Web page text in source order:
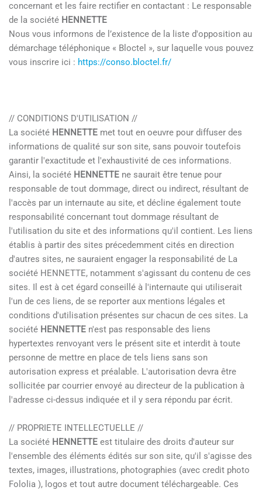
concernant et les faire rectifier en contactant : Le responsable
de la société HENNETTE
Nous vous informons de l’existence de la liste d'opposition au
démarchage téléphonique « Bloctel », sur laquelle vous pouvez
vous inscrire ici : https://conso.bloctel.fr/
// CONDITIONS D'UTILISATION //
La société HENNETTE met tout en oeuvre pour diffuser des
informations de qualité sur son site, sans pouvoir toutefois
garantir l'exactitude et l'exhaustivité de ces informations.
Ainsi, la société HENNETTE ne saurait être tenue pour
responsable de tout dommage, direct ou indirect, résultant de
l'accès par un internaute au site, et décline également toute
responsabilité concernant tout dommage résultant de
l'utilisation du site et des informations qu'il contient. Les liens
établis à partir des sites précedemment cités en direction
d'autres sites, ne sauraient engager la responsabilité de La
société HENNETTE, notamment s'agissant du contenu de ces
sites. Il est à cet égard conseillé à l'internaute qui utiliserait
l'un de ces liens, de se reporter aux mentions légales et
conditions d'utilisation présentes sur chacun de ces sites. La
société HENNETTE n'est pas responsable des liens
hypertextes renvoyant vers le présent site et interdit à toute
personne de mettre en place de tels liens sans son
autorisation express et préalable. L'autorisation devra être
sollicitée par courrier envoyé au directeur de la publication à
l'adresse ci-dessus indiquée et il y sera répondu par écrit.
// PROPRIETE INTELLECTUELLE //
La société HENNETTE est titulaire des droits d'auteur sur
l'ensemble des éléments édités sur son site, qu'il s'agisse des
textes, images, illustrations, photographies (avec credit photo
Fololia ), logos et tout autre document téléchargeable. Ces